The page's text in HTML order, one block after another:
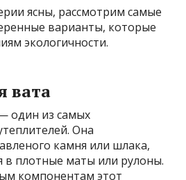
ясны, рассмотрим самые
варианты, которые
экологичности.
вата
один из самых
Она
камня или шлака,
в плотные маты или рулоны.
компонентам этот